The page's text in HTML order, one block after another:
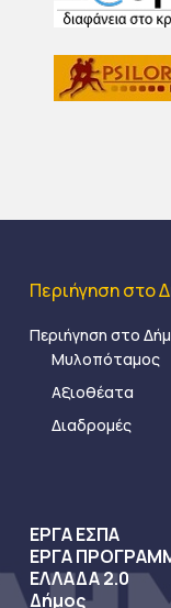
Περιήγηση στο
Περιήγηση στο
Μυλοπόταμος
Αξιοθέατα
Διαδρομές
ΕΡΓΑ ΕΣΠΑ
ΕΡΓΑ
ΕΛΛΑΔΑ 2.0
Δήμος